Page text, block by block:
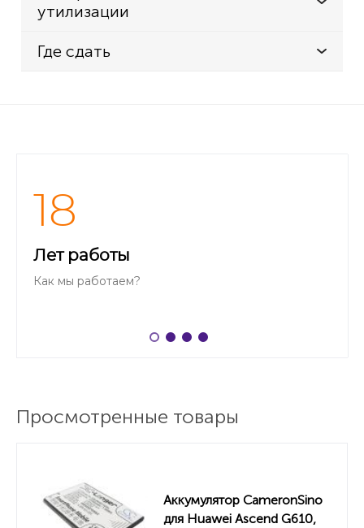
утилизации
Где сдать
18
Лет работы
Как мы работаем?
Просмотренные товары
Аккумулятор CameronSino
для Huawei Ascend G610,